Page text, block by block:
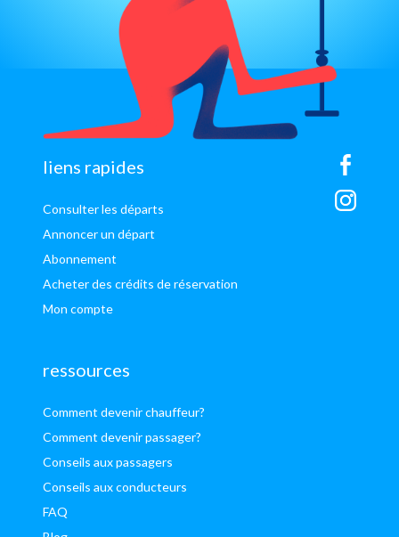
sitemap
liens rapides
Consulter les départs
Annoncer un départ
Abonnement
Acheter des crédits de réservation
Mon compte
ressources
Comment devenir chauffeur?
Comment devenir passager?
Conseils aux passagers
Conseils aux conducteurs
FAQ